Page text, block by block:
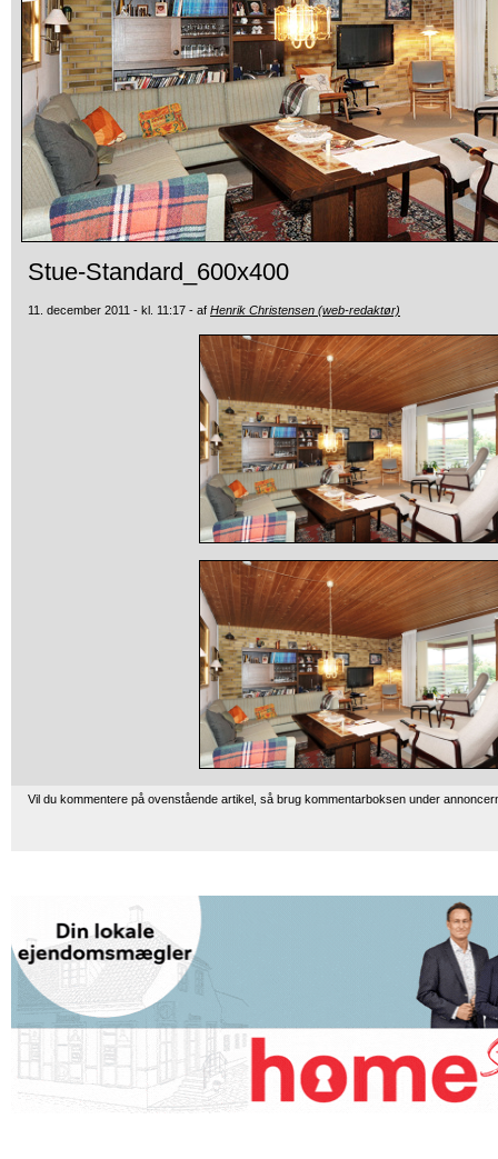
Stue-Standard_600x400
11. december 2011 - kl. 11:17 - af Henrik Christensen (web-redaktør)
Vil du kommentere på ovenstående artikel, så brug kommentarboksen under